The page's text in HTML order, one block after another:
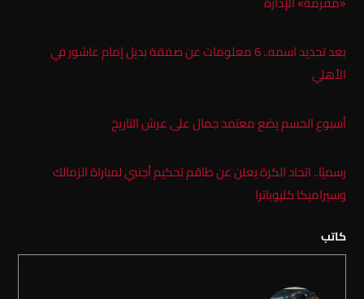
بعد تحديد اسمه.. 6 معلومات عن صفقة بديل إمام عاشور في
الأهلي
أسبوع الحسم يضع معتمد جمال على عرش التاريخ
رسميًا.. اتحاد الكرة يعلن عن طاقم تحكيم أجنبي لمباراة الزمالك
وسيراميكا كليوباترا
كاتب